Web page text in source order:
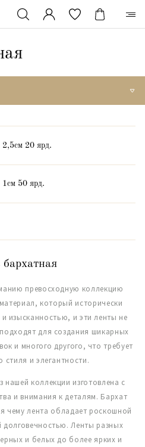
2,5см 20 ярд.
1см 50 ярд.
превосходную коллекцию
который исторически
изысканностью, и эти ленты не
для создания шикарных
и многого другого, что требует
стиля и элегантности.
нашей коллекции изготовлена с
и внимания к деталям. Бархат
чему лента обладает роскошной
долговечностью. Ленты разных
и белых до более ярких и